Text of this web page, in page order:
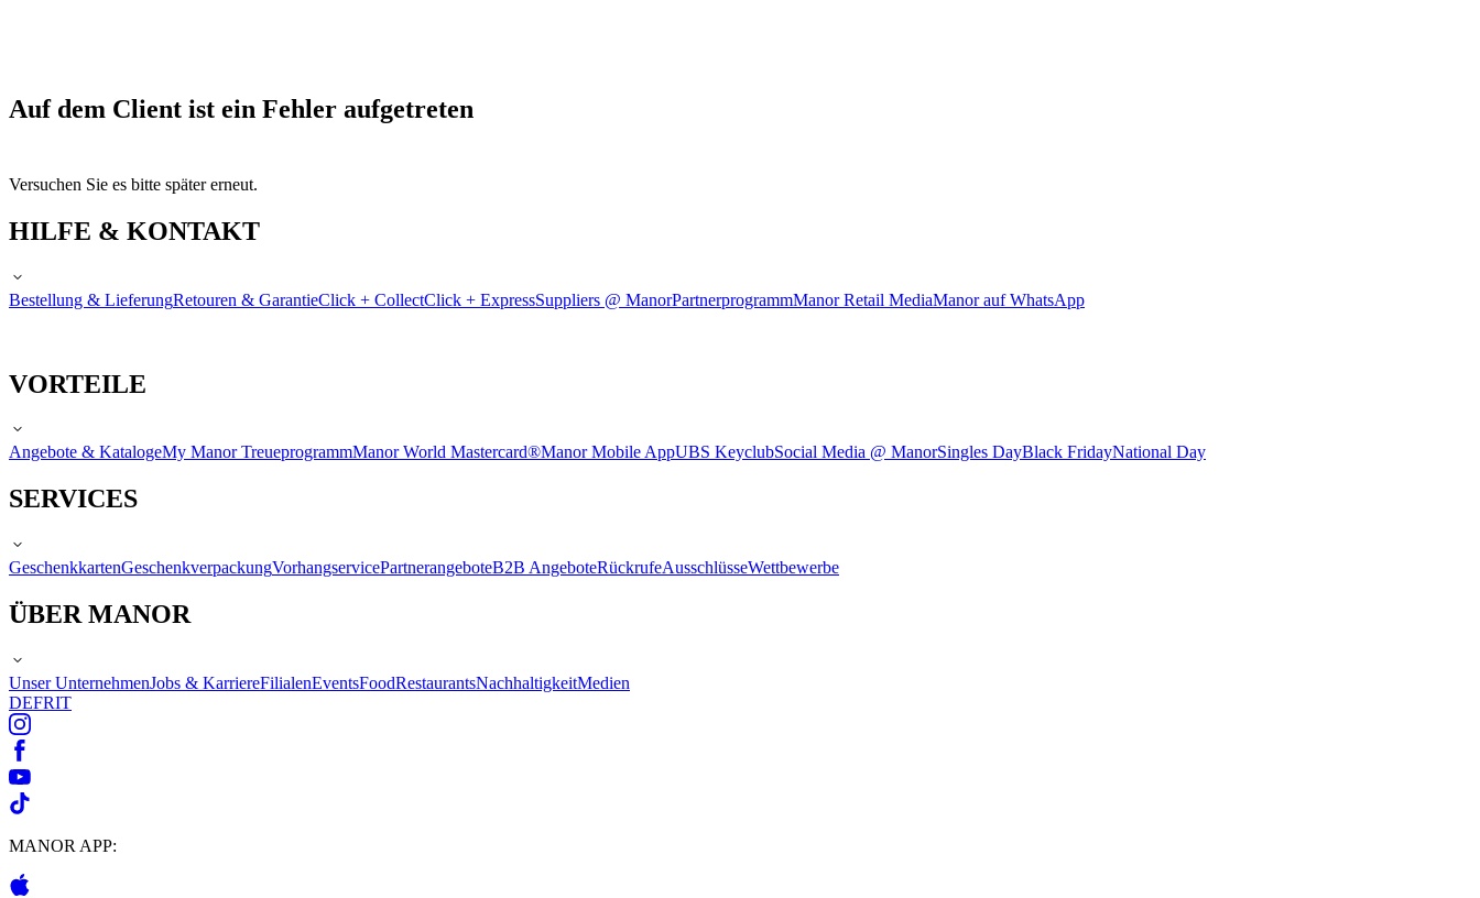
Auf dem Client ist ein Fehler aufgetreten
Versuchen Sie es bitte später erneut.
HILFE & KONTAKT
Bestellung & LieferungRetouren & GarantieClick + CollectClick + ExpressSuppliers @ ManorPartnerprogrammManor Retail MediaManor auf WhatsApp
VORTEILE
Angebote & KatalogeMy Manor TreueprogrammManor World Mastercard®Manor Mobile AppUBS KeyclubSocial Media @ ManorSingles DayBlack FridayNational Day
SERVICES
GeschenkkartenGeschenkverpackungVorhangservicePartnerangeboteB2B AngeboteRückrufeAusschlüsseWettbewerbe
ÜBER MANOR
Unser UnternehmenJobs & KarriereFilialenEventsFoodRestaurantsNachhaltigkeitMedien
DEFRIT
MANOR APP: